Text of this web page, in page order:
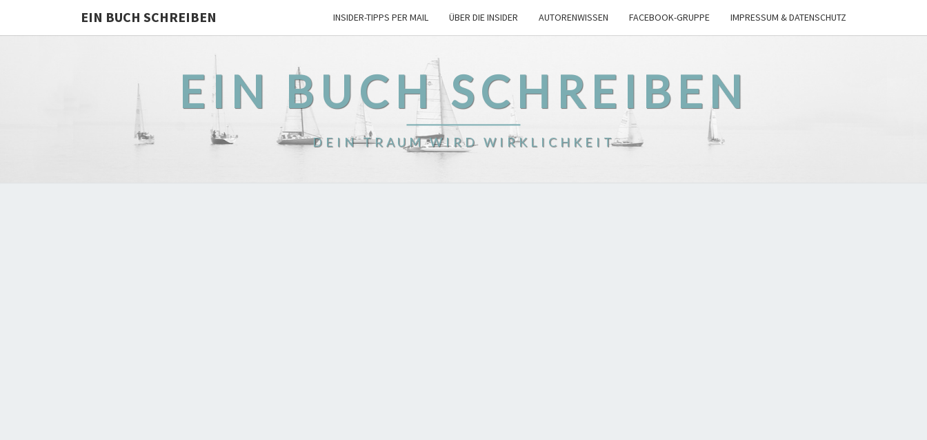
EIN BUCH SCHREIBEN INSIDER-TIPPS PER MAIL ÜBER DIE INSIDER AUTORENWISSEN FACEBOOK-GRUPPE IMPRESSUM & DATENSCHUTZ
EIN BUCH SCHREIBEN
DEIN TRAUM WIRD WIRKLICHKEIT